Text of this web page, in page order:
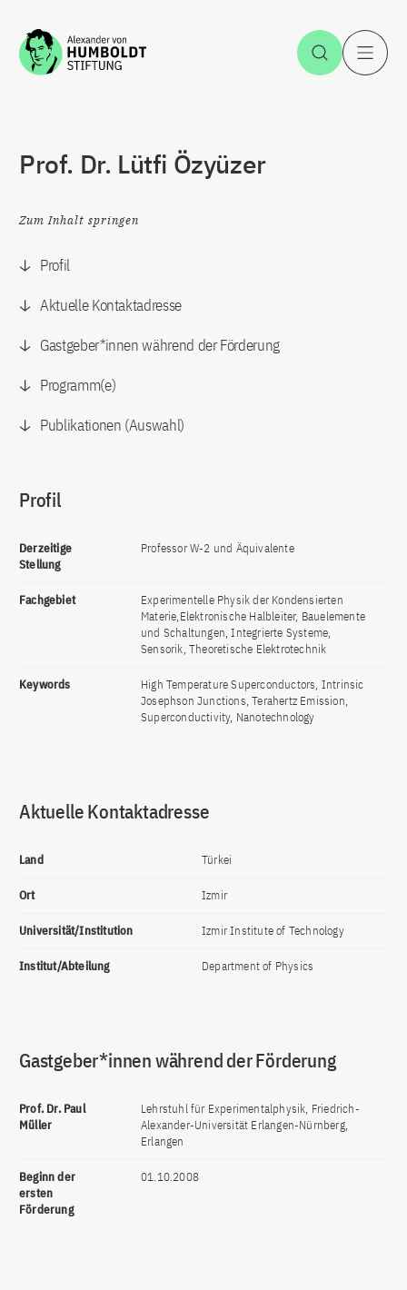
Zum Inhalt springen Suche
Prof. Dr. Lütfi Özyüzer
Zum Inhalt springen
Profil
Aktuelle Kontaktadresse
Gastgeber*innen während der Förderung
Programm(e)
Publikationen (Auswahl)
Profil
Derzeitige
Stellung
Professor W-2 und Äquivalente
Fachgebiet
Experimentelle Physik der Kondensierten
Materie,Elektronische Halbleiter, Bauelemente
und Schaltungen, Integrierte Systeme,
Sensorik, Theoretische Elektrotechnik
Keywords
High Temperature Superconductors, Intrinsic
Josephson Junctions, Terahertz Emission,
Superconductivity, Nanotechnology
Aktuelle Kontaktadresse
Land Türkei
Ort Izmir
Universität/Institution Izmir Institute of Technology
Institut/Abteilung Department of Physics
Gastgeber*innen während der Förderung
Prof. Dr. Paul
Müller
Lehrstuhl für Experimentalphysik, Friedrich-
Alexander-Universität Erlangen-Nürnberg,
Erlangen
Beginn der
ersten
Förderung
01.10.2008